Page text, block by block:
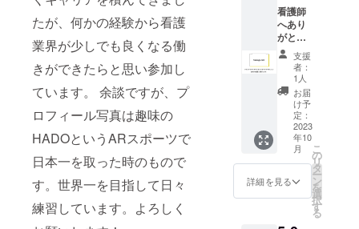
たが、何かの経験から看護
業界が少しでも良くなる働
きができたらと思い参加し
ています。 余談ですが、プ
ロフィール写真は趣味の
HADOというARスポーツで
日本一を取った時のもので
す。世界一を目指して日々
練習しています。よろしく
イン会
場：サ
ンライ
ズビル
東京
ザ・グ
リーン
ホール
2F 第
２会
場：
Studio
場：サ
ンライ
ズビル
東京
ザ・グ
リーン
ホール
2F 第
２会
場：
Studio
お願い
してい
ます。
もしく
は、15
日(日)9
時から
17時ま
での間
の3時間
以上お
願いし
ていま
す。ど
看護師
へあり
がとう
メッ
セージ
を届け
られる
権利。
いただ
いた
メッ
セージ
をメッ
セージ
カード
にして
支援
者：
1人
お届
け予
定：
2023
年10
月
詳細を見る
こ
の
リ
タ
ー
ン
を
選
択
す
る